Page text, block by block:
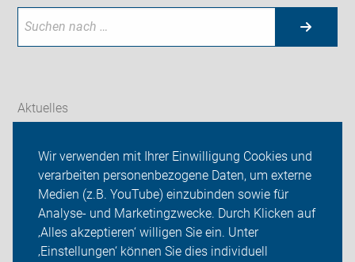
Wir verwenden mit Ihrer Einwilligung Cookies und
verarbeiten personenbezogene Daten, um externe
Medien (z.B. YouTube) einzubinden sowie für
Analyse- und Marketingzwecke. Durch Klicken auf
‚Alles akzeptieren‘ willigen Sie ein. Unter
‚Einstellungen‘ können Sie dies individuell
Aktuelles
ADFC Thüringen
Sei dabei
Presse